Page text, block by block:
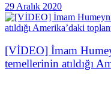
29 Aralık 2020
[VİDEO] İmam
temellerinin atıldığı